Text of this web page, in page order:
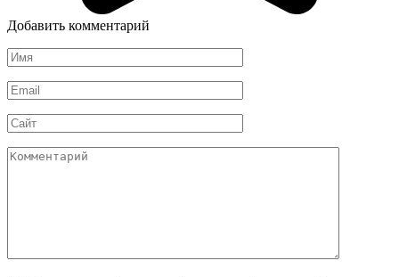
Добавить комментарий
Имя
*
Email
*
Сайт
Комментарий